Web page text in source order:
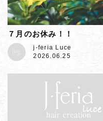
７月のお休み！！
j-feria Luce
2026.06.25